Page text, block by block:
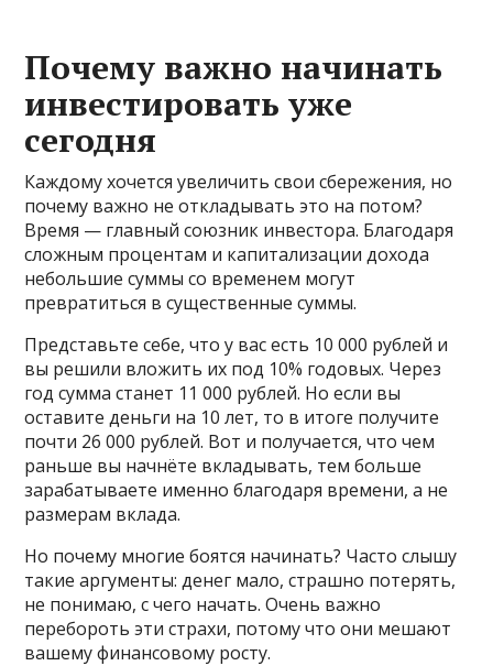
Почему важно начинать
инвестировать уже
сегодня
Каждому хочется увеличить свои сбережения, но
почему важно не откладывать это на потом?
Время — главный союзник инвестора. Благодаря
сложным процентам и капитализации дохода
небольшие суммы со временем могут
превратиться в существенные суммы.
Представьте себе, что у вас есть 10 000 рублей и
вы решили вложить их под 10% годовых. Через
год сумма станет 11 000 рублей. Но если вы
оставите деньги на 10 лет, то в итоге получите
почти 26 000 рублей. Вот и получается, что чем
раньше вы начнёте вкладывать, тем больше
зарабатываете именно благодаря времени, а не
размерам вклада.
Но почему многие боятся начинать? Часто слышу
такие аргументы: денег мало, страшно потерять,
не понимаю, с чего начать. Очень важно
перебороть эти страхи, потому что они мешают
вашему финансовому росту.